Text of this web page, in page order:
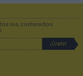
los contenidos
.